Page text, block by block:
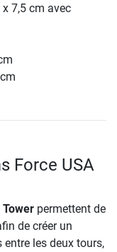
7,5 cm avec
Force USA
Tower permettent de
de créer un
les deux tours,